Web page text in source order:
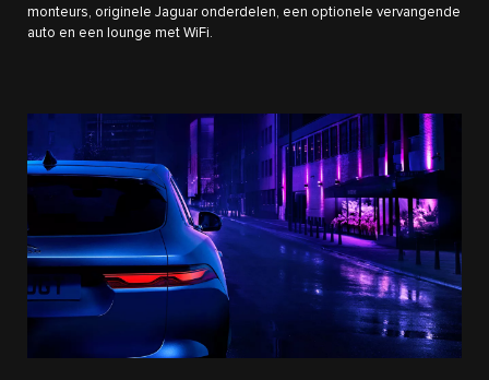
monteurs, originele Jaguar onderdelen, een optionele vervangende
auto en een lounge met WiFi.